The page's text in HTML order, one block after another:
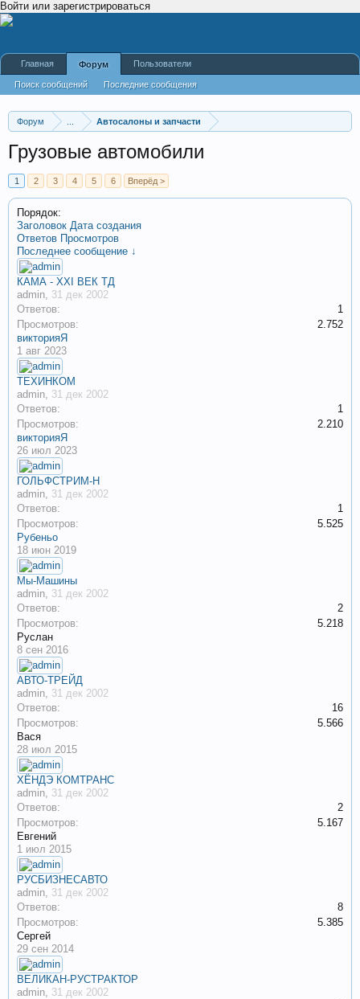
Войти или зарегистрироваться
Форум Автосалоны и запчасти
Грузовые автомобили
1 2 3 4 5 6 Вперёд >
Порядок:
Заголовок Дата создания
Ответов Просмотров
Последнее сообщение ↓
КАМА - XXI ВЕК ТД
admin, 31 дек 2002
Ответов:
1
Просмотров:
2.752
викторияЯ
1 авг 2023
ТЕХИНКОМ
admin, 31 дек 2002
Ответов:
1
Просмотров:
2.210
викторияЯ
26 июл 2023
ГОЛЬФСТРИМ-Н
admin, 31 дек 2002
Ответов:
1
Просмотров:
5.525
Рубеньо
18 июн 2019
Мы-Машины
admin, 31 дек 2002
Ответов:
2
Просмотров:
5.218
Руслан
8 сен 2016
АВТО-ТРЕЙД
admin, 31 дек 2002
Ответов:
16
Просмотров:
5.566
Вася
28 июл 2015
ХЁНДЭ КОМТРАНС
admin, 31 дек 2002
Ответов:
2
Просмотров:
5.167
Евгений
1 июл 2015
РУСБИЗНЕСАВТО
admin, 31 дек 2002
Ответов:
8
Просмотров:
5.385
Сергей
29 сен 2014
ВЕЛИКАН-РУСТРАКТОР
admin, 31 дек 2002
Главная Форум
Поиск сообщений Последние сообщения
Пользователи